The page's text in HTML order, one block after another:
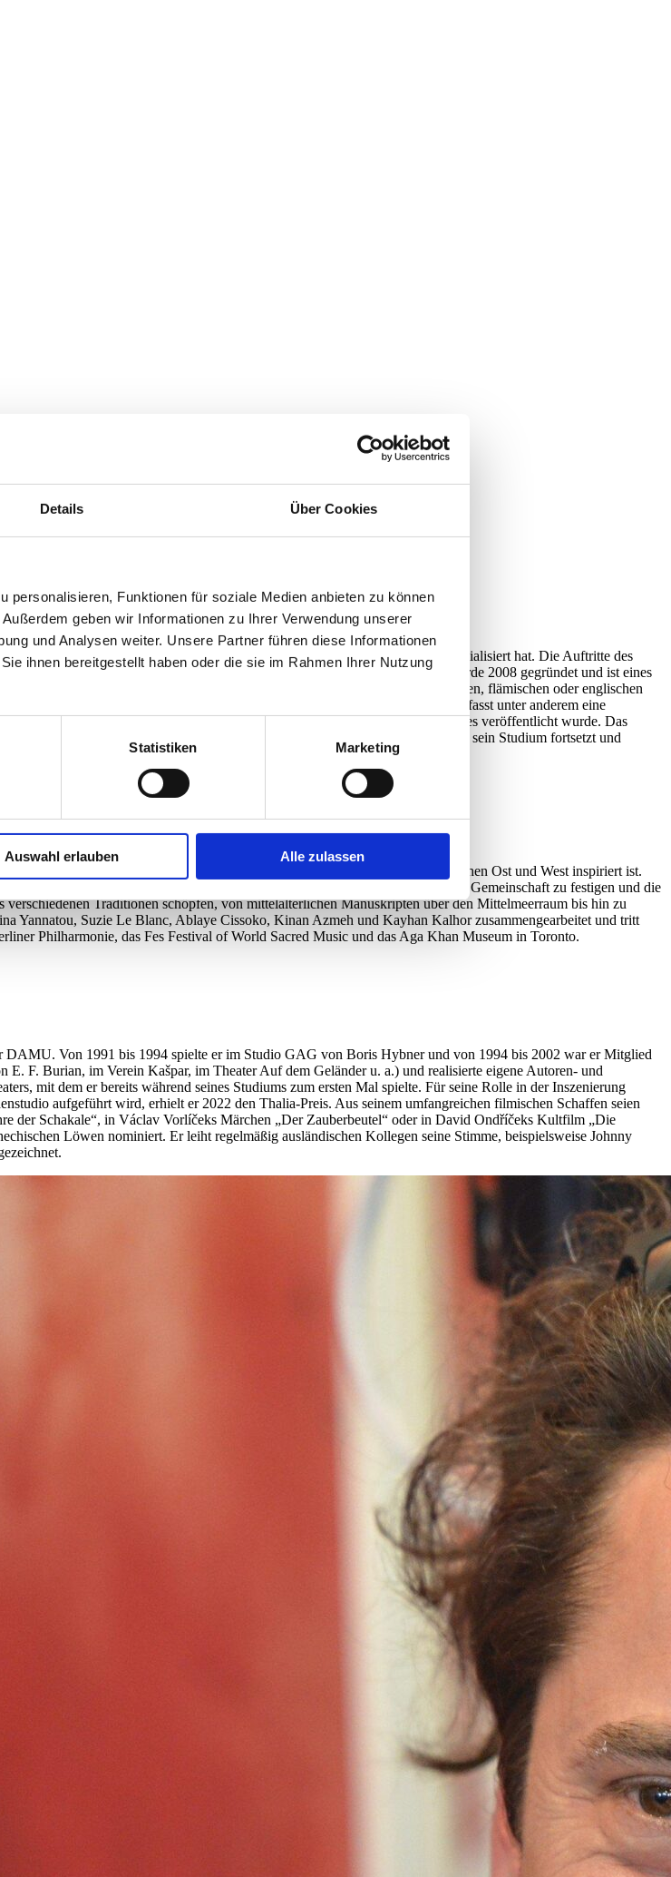
Details Über Cookies
personalisieren, Funktionen für soziale Medien anbieten zu können
geben wir Informationen zu Ihrer Verwendung unserer
und Analysen weiter. Unsere Partner führen diese Informationen
ihnen bereitgestellt haben oder die sie im Rahmen Ihrer Nutzung
Statistiken Marketing
Auswahl erlauben Alle zulassen
Renaissance-Polyphonie und Vokalwerke des Frühbarocks spezialisiert hat. Die Auftritte des
und die sensible Herangehensweise an die Texte. Cappella Mariana wurde 2008 gegründet und ist eines
vor allem aus heimischen Archiven, aber auch aus der italienischen, flämischen oder englischen
Utrecht, Dortmund oder Madrid eingeladen, und seine Diskografie umfasst unter anderem eine
die neueste CD „Lied der Lieder“, die zum 10-jährigen Jubiläum des Ensembles veröffentlicht wurde. Das
der Karlsuniversität in Prag und am Conservatoire national supérieur in Paris sein Studium fortsetzt und
Leiter Kiyou Tabassian), das von der antiken Stadt an der Schnittstelle zwischen Ost und West inspiriert ist.
59 Ländern aufgetreten. Seine Vision ist es, den Platz der Musik im Leben der Gemeinschaft zu festigen und die
Traditionen schöpfen, von mittelalterlichen Manuskripten über den Mittelmeerraum bis hin zu
Yannatou, Suzie Le Blanc, Ablaye Cissoko, Kinan Azmeh und Kayhan Kalhor zusammengearbeitet und tritt
Philharmonie, das Fes Festival of World Sacred Music und das Aga Khan Museum in Toronto.
DAMU. Von 1991 bis 1994 spielte er im Studio GAG von Boris Hybner und von 1994 bis 2002 war er Mitglied
F. Burian, im Verein Kašpar, im Theater Auf dem Geländer u. a.) und realisierte eigene Autoren- und
mit dem er bereits während seines Studiums zum ersten Mal spielte. Für seine Rolle in der Inszenierung
aufgeführt wird, erhielt er 2022 den Thalia-Preis. Aus seinem umfangreichen filmischen Schaffen seien
der Schakale“, in Václav Vorlíčeks Märchen „Der Zauberbeutel“ oder in David Ondříčeks Kultfilm „Die
Löwen nominiert. Er leiht regelmäßig ausländischen Kollegen seine Stimme, beispielsweise Johnny